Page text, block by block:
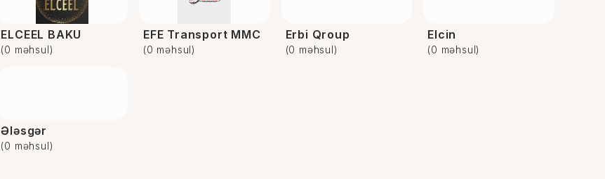
ELCEEL BAKU
(0 məhsul)
EFE Transport MMC
(0 məhsul)
Erbi Qroup
(0 məhsul)
Elcin
(0 məhsul)
Ələsgər
(0 məhsul)